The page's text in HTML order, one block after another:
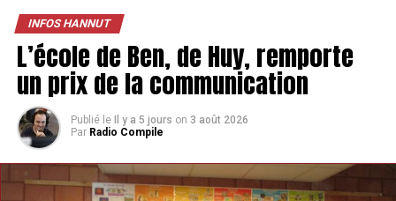
INFOS HANNUT
L’école de Ben, de Huy, remporte
un prix de la communication
Publié le Il y a 5 jours on 3 août 2026
Par Radio Compile